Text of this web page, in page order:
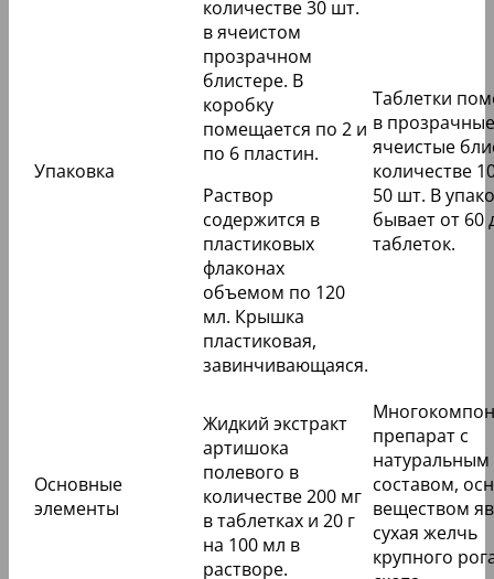
Упаковка
количестве 30 шт.
в ячеистом
прозрачном
блистере. В
коробку
помещается по 2 и
по 6 пластин.
Раствор
содержится в
пластиковых
флаконах
объемом по 120
мл. Крышка
пластиковая,
завинчивающаяся.
Таблетки
в прозрачные
ячеистые
количестве
50 шт. В
бывает от 60
таблеток.
Основные
элементы
Жидкий экстракт
артишока
полевого в
количестве 200 мг
в таблетках и 20 г
на 100 мл в
растворе.
препарат с
натуральным
составом,
веществом
сухая желчь
крупного